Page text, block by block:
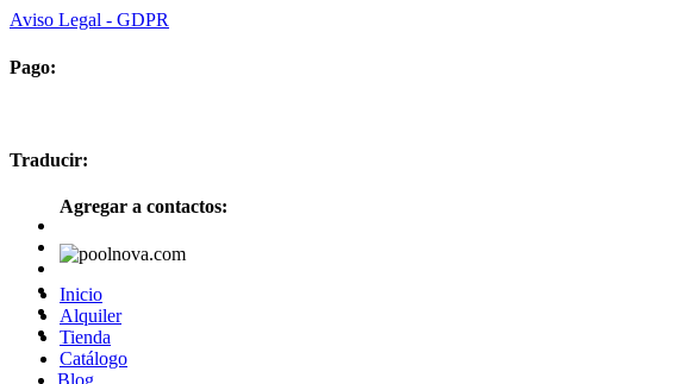
Aviso Legal - GDPR
Pago:
Traducir:
Agregar a contactos:
Inicio
Alquiler
Tienda
Catálogo
Blog